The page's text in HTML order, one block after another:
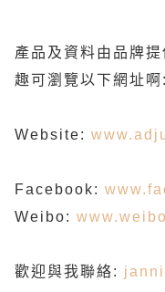
產品及資料由品牌
趣可瀏覽以下網址啊:
Website:
Facebook:
Weibo:
歡迎與我聯絡: